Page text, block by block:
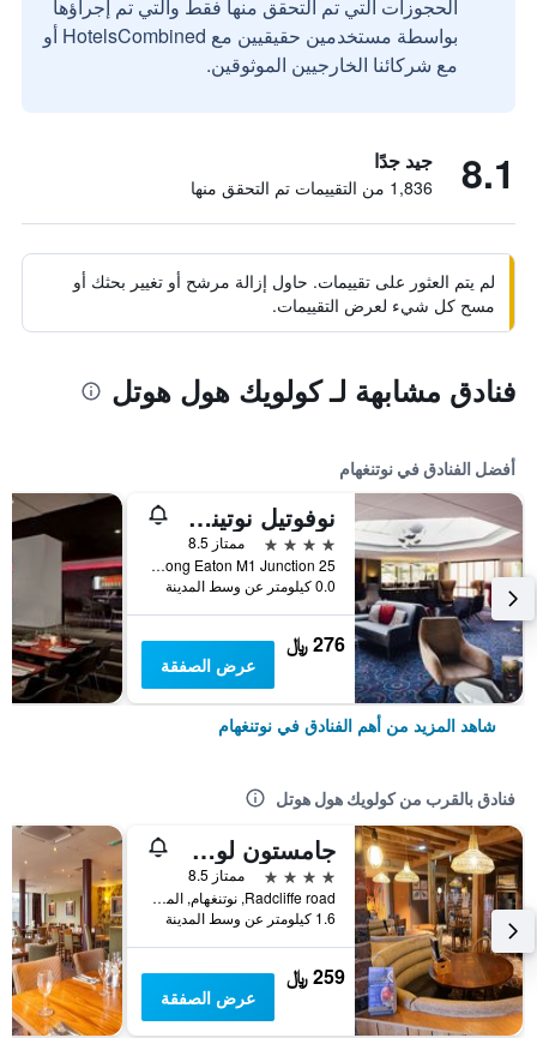
الحجوزات التي تم التحقق منها فقط والتي تم إجراؤها
بواسطة مستخدمين حقيقيين مع HotelsCombined أو
مع شركائنا الخارجيين الموثوقين.
8.1 جيد جدًا
1,836 من التقييمات تم التحقق منها
لم يتم العثور على تقييمات. حاول إزالة مرشح أو تغيير بحثك أو
مسح كل شيء لعرض التقييمات.
فنادق مشابهة لـ كولويك هول هوتل
أفضل الفنادق في نوتنغهام
نوفوتيل نوتينجهام ديربي
4 نجوم
ممتاز 8.5
Bostock Lane Long Eaton M1 Junction 25, نوتنغهام, المملكة المتحدة
0.0 كيلومتر عن وسط المدينة
276 ﷼
عرض الصفقة
شاهد المزيد من أهم الفنادق في نوتنغهام
فنادق بالقرب من كولويك هول هوتل
جامستون لوك، نوتينجهام من مارستونز إنز
4 نجوم
ممتاز 8.5
Radcliffe road, نوتنغهام, المملكة المتحدة
1.6 كيلومتر عن وسط المدينة
259 ﷼
عرض الصفقة